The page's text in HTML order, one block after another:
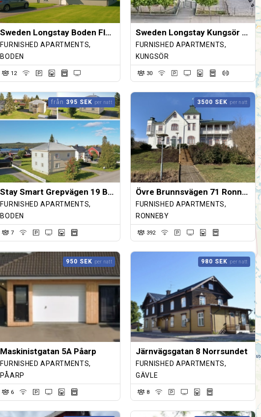
Sweden Longstay Boden Flottiljvägen 6
FURNISHED APARTMENTS,
BODEN
12
Sweden Longstay Kungsör Halmstigen 2
FURNISHED APARTMENTS,
KUNGSÖR
30
från 395 SEK per natt
Stay Smart Grepvägen 19 Boden
FURNISHED APARTMENTS,
BODEN
7
3500 SEK per natt
Övre Brunnsvägen 71 Ronneby
FURNISHED APARTMENTS,
RONNEBY
392
950 SEK per natt
Maskinistgatan 5A Påarp
FURNISHED APARTMENTS,
PÅARP
6
980 SEK per natt
Järnvägsgatan 8 Norrsundet
FURNISHED APARTMENTS,
GÄVLE
8